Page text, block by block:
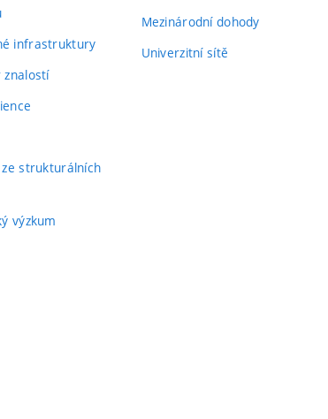
infrastruktury
znalostí
strukturálních
výzkum
Mezinárodní dohody
Univerzitní sítě